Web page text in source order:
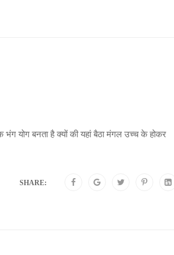
योग बनता है क्यों की यहां बैठा मंगल उच्च के होकर
SHARE: